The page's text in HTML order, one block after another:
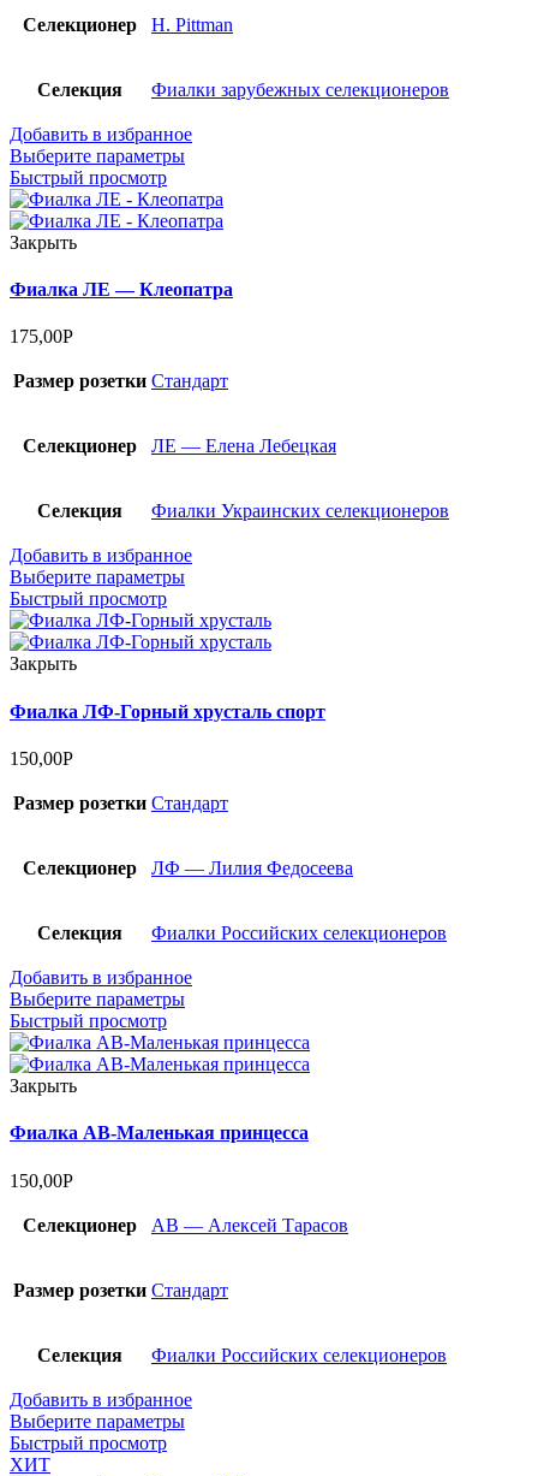
Селекционер H. Pittman
Селекция Фиалки зарубежных селекционеров
Добавить в избранное
Выберите параметры
Быстрый просмотр
Закрыть
Фиалка ЛЕ — Клеопатра
175,00Р
Размер розетки Стандарт
Селекционер ЛЕ — Елена Лебецкая
Селекция Фиалки Украинских селекционеров
Добавить в избранное
Выберите параметры
Быстрый просмотр
Закрыть
Фиалка ЛФ-Горный хрусталь спорт
150,00Р
Размер розетки Стандарт
Селекционер ЛФ — Лилия Федосеева
Селекция Фиалки Российских селекционеров
Добавить в избранное
Выберите параметры
Быстрый просмотр
Закрыть
Фиалка АВ-Маленькая принцесса
150,00Р
Селекционер АВ — Алексей Тарасов
Размер розетки Стандарт
Селекция Фиалки Российских селекционеров
Добавить в избранное
Выберите параметры
Быстрый просмотр
ХИТ